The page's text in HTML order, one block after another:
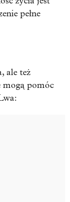
pełne
ale też
mogą pomóc